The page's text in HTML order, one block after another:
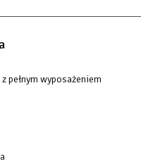
pełnym wyposażeniem